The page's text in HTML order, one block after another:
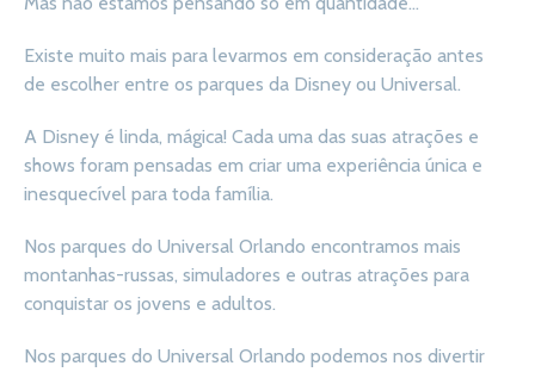
Existe muito mais para levarmos em consideração antes
de escolher entre os parques da Disney ou Universal.
A Disney é linda, mágica! Cada uma das suas atrações e
shows foram pensadas em criar uma experiência única e
inesquecível para toda família.
Nos parques do Universal Orlando encontramos mais
montanhas-russas, simuladores e outras atrações para
conquistar os jovens e adultos.
Nos parques do Universal Orlando podemos nos divertir